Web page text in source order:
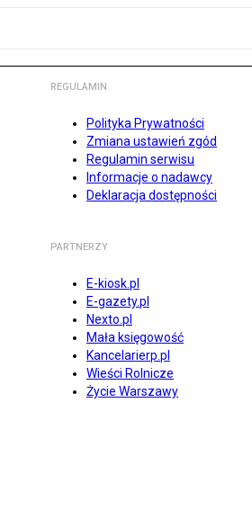
REGULAMIN
Polityka Prywatności
Zmiana ustawień zgód
Regulamin serwisu
Informacje o nadawcy
Deklaracja dostępności
PARTNERZY
E-kiosk.pl
E-gazety.pl
Nexto.pl
Mała księgowość
Kancelarierp.pl
Wieści Rolnicze
Życie Warszawy